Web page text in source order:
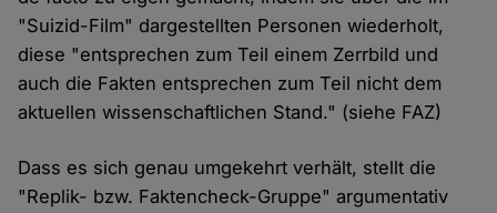
"Suizid-Film" dargestellten Personen wiederholt,
diese "entsprechen zum Teil einem Zerrbild und
auch die Fakten entsprechen zum Teil nicht dem
aktuellen wissenschaftlichen Stand." (siehe FAZ)
Dass es sich genau umgekehrt verhält, stellt die
"Replik- bzw. Faktencheck-Gruppe" argumentativ